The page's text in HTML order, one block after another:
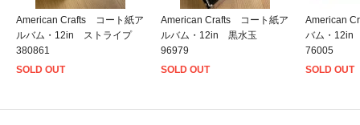
American Crafts コート紙ア
ルバム・12in ストライプ
380861
SOLD OUT
American Crafts コート紙ア
ルバム・12in 黒水玉
96979
SOLD OUT
American
バム・
76005
SOLD OUT